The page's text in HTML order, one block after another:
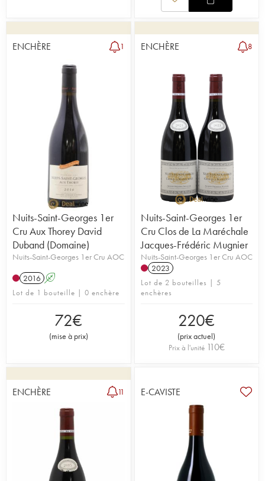
ENCHÈRE 1
Nuits-Saint-Georges 1er
Cru Aux Thorey David
Duband (Domaine)
Nuits-Saint-Georges 1er Cru AOC
2016 A
Lot de 1 bouteille | 0 enchère
72€
(mise à prix)
ENCHÈRE 8
Nuits-Saint-Georges 1er
Cru Clos de La Maréchale
Jacques-Frédéric Mugnier
Nuits-Saint-Georges 1er Cru AOC
2023
Lot de 2 bouteilles | 5
enchères
220€
(prix actuel)
Prix à l'unité 110€
ENCHÈRE 11 E-CAVISTE